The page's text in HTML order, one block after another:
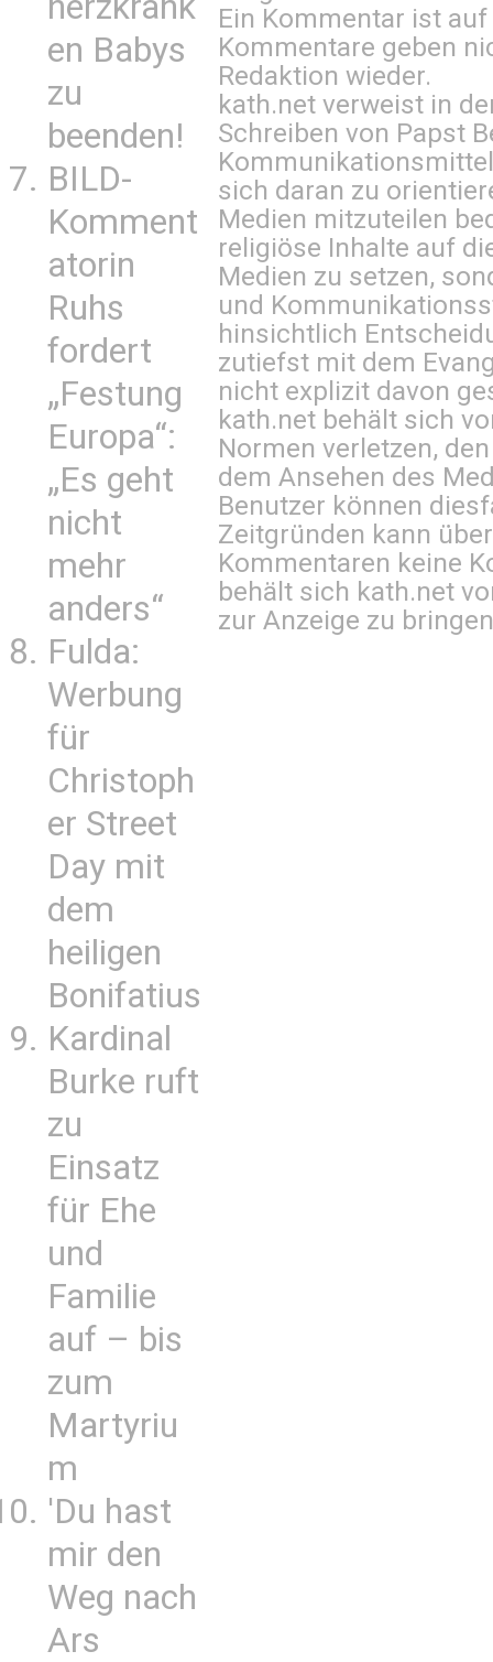
en Babys
zu
beenden!
BILD-
Komment
atorin
Ruhs
fordert
„Festung
Europa“:
„Es geht
nicht
mehr
anders“
Fulda:
Werbung
für
Christoph
er Street
Day mit
dem
heiligen
Bonifatius
Kardinal
Burke ruft
zu
Einsatz
für Ehe
und
Familie
auf – bis
zum
Martyriu
m
'Du hast
mir den
Weg nach
Ars
Ein Kommentar ist
Kommentare geben
Redaktion wieder.
kath.net verweist in
Schreiben von Papst
sich daran zu
Medien mitzuteilen
religiöse Inhalte auf
Medien zu setzen,
und
hinsichtlich
zutiefst mit dem
nicht explizit davon
kath.net behält sich
Normen verletzen,
dem Ansehen des
Benutzer können
Zeitgründen kann
Kommentaren keine
behält sich kath.net
zur Anzeige zu